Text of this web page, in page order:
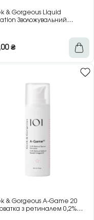
& Gorgeous Liquid
Зволожувальний
₴
& Gorgeous A-Game 20
з ретиналем 0,2%